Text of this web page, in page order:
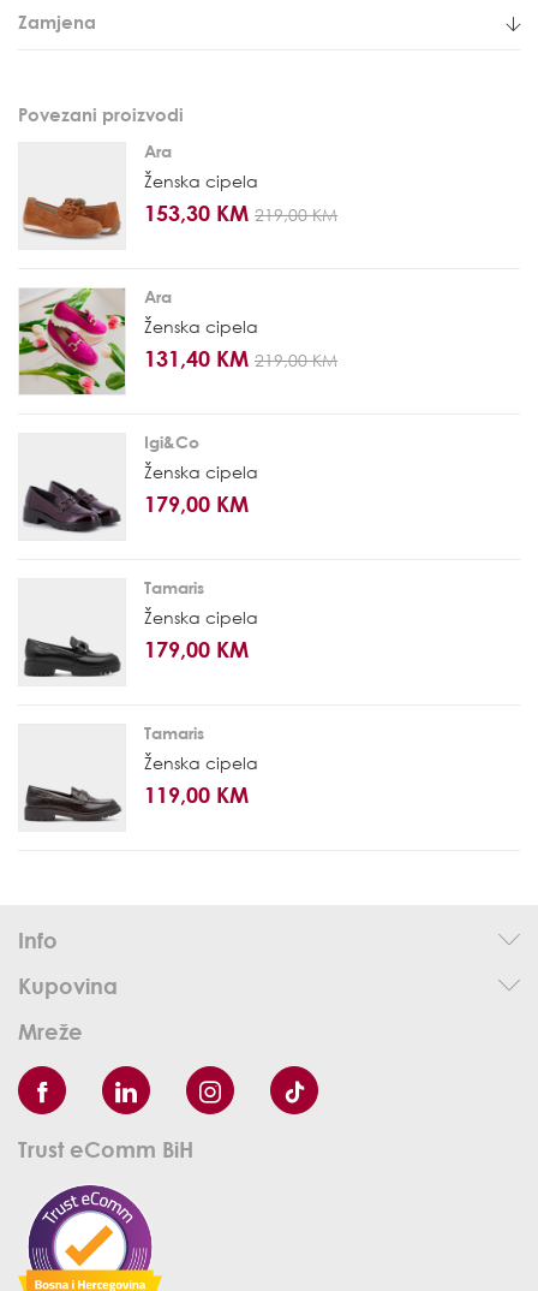
Zamjena
Povezani proizvodi
Ara
Ženska cipela
153,30 KM 219,00 KM
Ara
Ženska cipela
131,40 KM 219,00 KM
Igi&Co
Ženska cipela
179,00 KM
Tamaris
Ženska cipela
179,00 KM
Tamaris
Ženska cipela
119,00 KM
Info
Kupovina
Mreže
Trust eComm BiH